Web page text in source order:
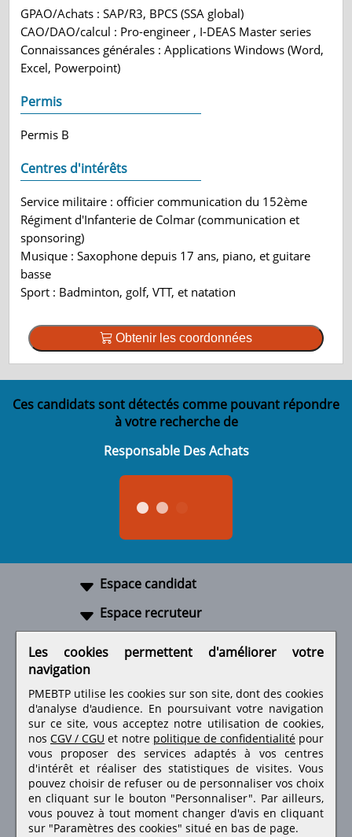
GPAO/Achats : SAP/R3, BPCS (SSA global)
CAO/DAO/calcul : Pro-engineer , I-DEAS Master series
Connaissances générales : Applications Windows (Word,
Excel, Powerpoint)
Permis
Permis B
Centres d'intérêts
Service militaire : officier communication du 152ème
Régiment d'Infanterie de Colmar (communication et
sponsoring)
Musique : Saxophone depuis 17 ans, piano, et guitare
basse
Sport : Badminton, golf, VTT, et natation
Obtenir les coordonnées
Ces candidats sont détectés comme pouvant répondre
à votre recherche de
Responsable Des Achats
Espace candidat
Espace recruteur
Retrouvez-nous sur les réseaux sociaux
Les cookies permettent d'améliorer votre
navigation
PMEBTP utilise les cookies sur son site, dont des cookies
d'analyse d'audience. En poursuivant votre navigation
sur ce site, vous acceptez notre utilisation de cookies,
nos CGV / CGU et notre politique de confidentialité pour
vous proposer des services adaptés à vos centres
d'intérêt et réaliser des statistiques de visites.Vous
pouvez choisir de refuser ou de personnaliser vos choix
en cliquant sur le bouton "Personnaliser". Par ailleurs,
vous pouvez à tout moment changer d'avis en cliquant
sur "Paramètres des cookies" situé en bas de page.